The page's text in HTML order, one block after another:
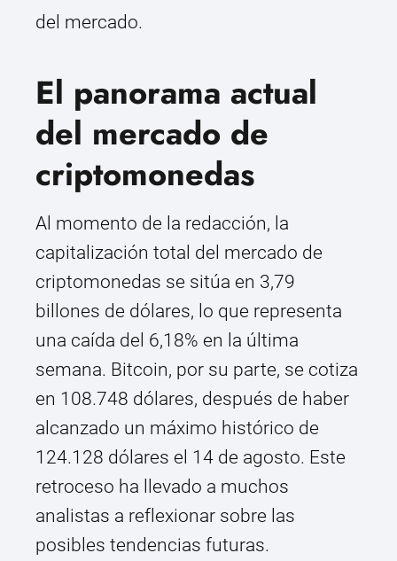
del mercado.
El panorama actual
del mercado de
criptomonedas
Al momento de la redacción, la
capitalización total del mercado de
criptomonedas se sitúa en 3,79
billones de dólares, lo que representa
una caída del 6,18% en la última
semana. Bitcoin, por su parte, se cotiza
en 108.748 dólares, después de haber
alcanzado un máximo histórico de
124.128 dólares el 14 de agosto. Este
retroceso ha llevado a muchos
analistas a reflexionar sobre las
posibles tendencias futuras.